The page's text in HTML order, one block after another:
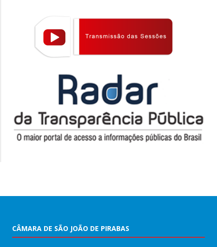
CÂMARA DE SÃO JOÃO DE PIRABAS